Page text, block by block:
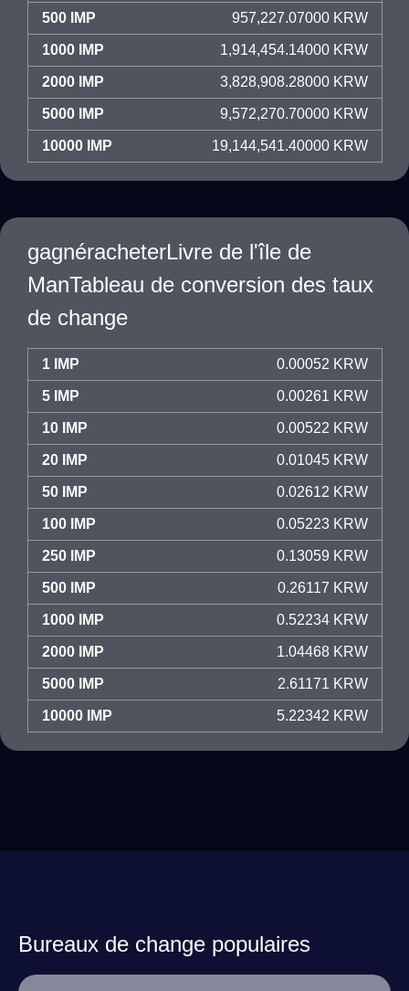
500 IMP 957,227.07000 KRW
1000 IMP 1,914,454.14000 KRW
2000 IMP 3,828,908.28000 KRW
5000 IMP 9,572,270.70000 KRW
10000 IMP 19,144,541.40000 KRW
gagnéracheterLivre de l'île de
ManTableau de conversion des taux
de change
1 IMP 0.00052 KRW
5 IMP 0.00261 KRW
10 IMP 0.00522 KRW
20 IMP 0.01045 KRW
50 IMP 0.02612 KRW
100 IMP 0.05223 KRW
250 IMP 0.13059 KRW
500 IMP 0.26117 KRW
1000 IMP 0.52234 KRW
2000 IMP 1.04468 KRW
5000 IMP 2.61171 KRW
10000 IMP 5.22342 KRW
Bureaux de change populaires